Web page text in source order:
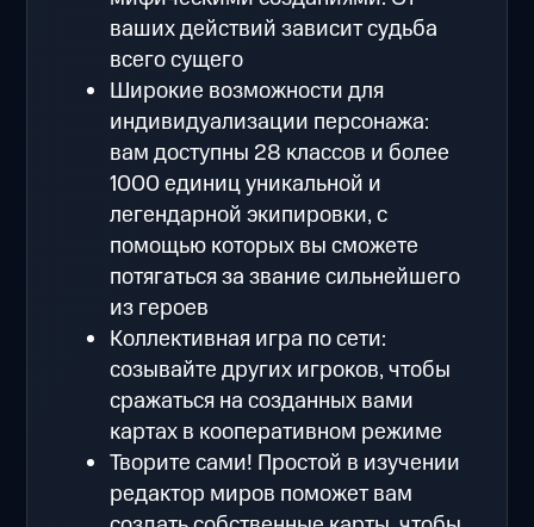
ваших действий зависит судьба
всего сущего
Широкие возможности для
индивидуализации персонажа:
вам доступны 28 классов и более
1000 единиц уникальной и
легендарной экипировки, с
помощью которых вы сможете
потягаться за звание сильнейшего
из героев
Коллективная игра по сети:
созывайте других игроков, чтобы
сражаться на созданных вами
картах в кооперативном режиме
Творите сами! Простой в изучении
редактор миров поможет вам